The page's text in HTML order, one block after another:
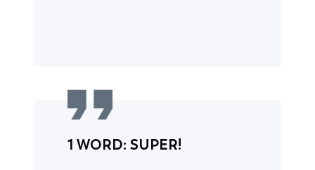
1 WORD: SUPER!